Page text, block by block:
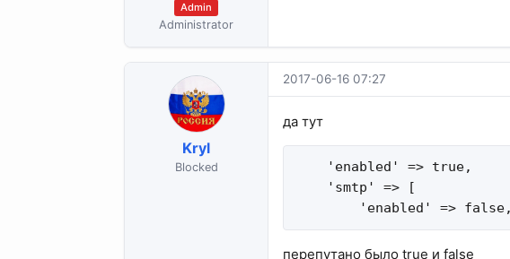
Admin
Administrator
Kryl
Blocked
2017-06-16 07:27
да тут
    'enabled' => true,
    'smtp' => [
'enabled' =>
перепутано было true и false